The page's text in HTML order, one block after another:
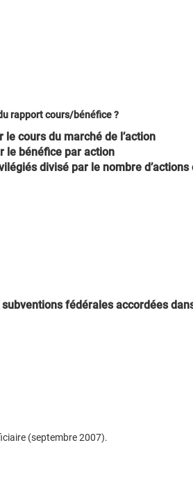
rapport cours/bénéfice ?
cours du marché de l’action
le bénéfice par action
divisé par le nombre
fédérales accordées
(septembre 2007).